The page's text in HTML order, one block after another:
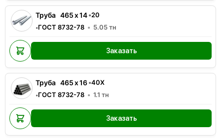
Труба 465x14•20
•ГОСТ 8732-78 5.05тн
Заказать
Труба 465x16•40Х
•ГОСТ 8732-78 1.1 тн
Заказать